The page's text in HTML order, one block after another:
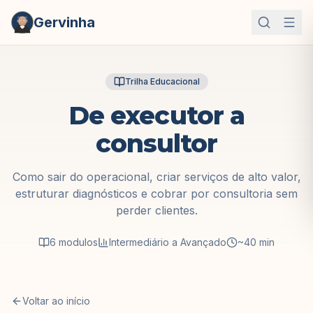
Gervinha
Trilha Educacional
De executor a
consultor
Como sair do operacional, criar serviços de alto valor,
estruturar diagnósticos e cobrar por consultoria sem
perder clientes.
6 modulos Intermediário a Avançado ~40 min
Voltar ao início